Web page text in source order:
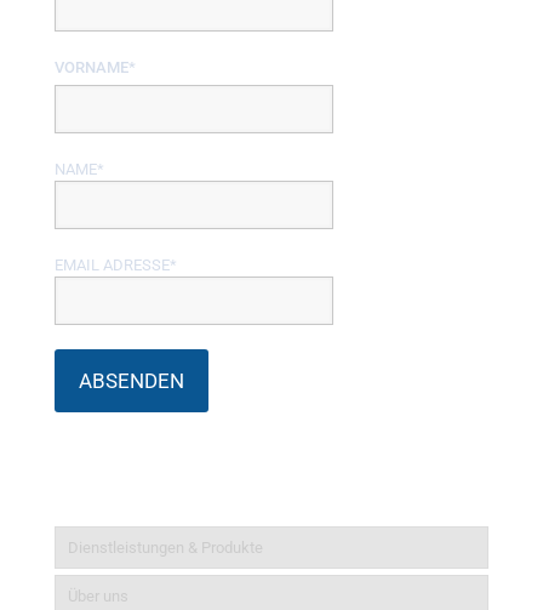
VORNAME*
NAME*
EMAIL ADRESSE*
Dienstleistungen & Produkte
Über uns